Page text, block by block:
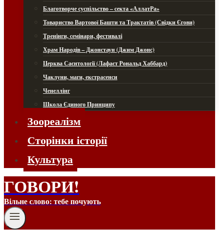
Благотворче суспільство – секта «АллатРа»
Товариство Вартової Башти та Трактатів (Свідки Єгови)
Тренінги, семінари, фестивалі
Храм Народів – Джонстаун (Джим Джонс)
Церква Саєнтології (Лафаєт Рональд Хаббард)
Чаклуни, маги, екстрасенси
Ченеллінг
Школа Єдиного Принципу
Зоореалізм
Сторінки історії
Культура
ГОВОРИ!
Вільне слово: тебе почують